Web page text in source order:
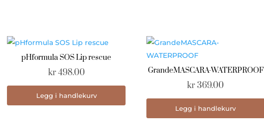
pHformula SOS Lip rescue
kr498.00
Legg i handlekurv
GrandeMASCARA-WATERPROOF
kr369.00
Legg i handlekurv